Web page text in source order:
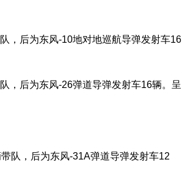
，后为东风-10地对地巡航导弹发射车16
，后为东风-26弹道导弹发射车16辆。呈
队，后为东风-31A弹道导弹发射车12